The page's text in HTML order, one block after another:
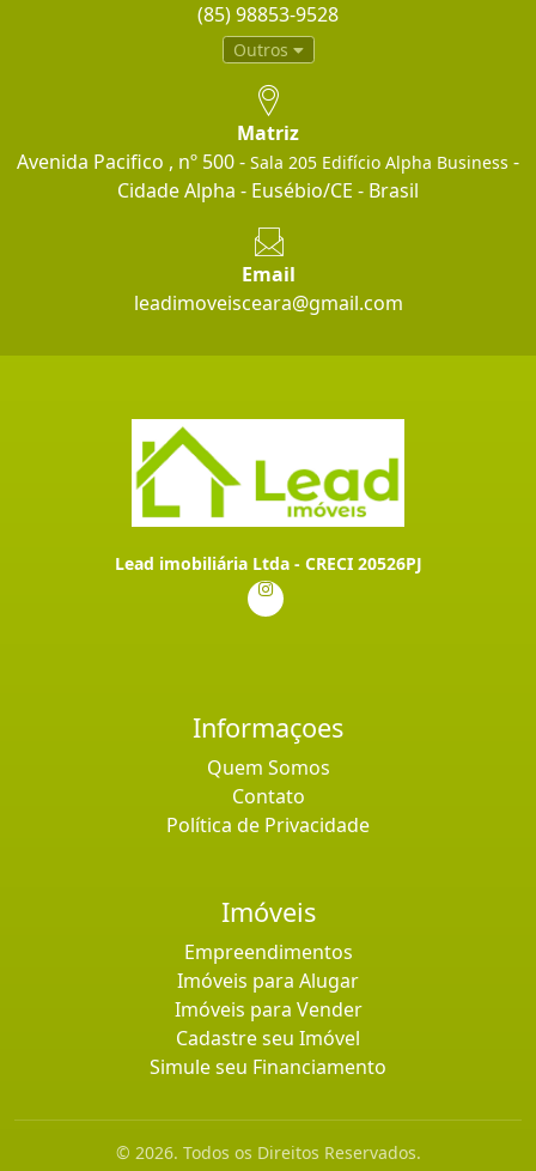
(85) 98853-9528
Outros
Matriz
Avenida Pacifico , nº 500 - Sala 205 Edifício Alpha Business -
Cidade Alpha - Eusébio/CE - Brasil
Email
leadimoveisceara@gmail.com
Lead imobiliária Ltda - CRECI 20526PJ
Informaçoes
Quem Somos
Contato
Política de Privacidade
Imóveis
Empreendimentos
Imóveis para Alugar
Imóveis para Vender
Cadastre seu Imóvel
Simule seu Financiamento
© 2026. Todos os Direitos Reservados.